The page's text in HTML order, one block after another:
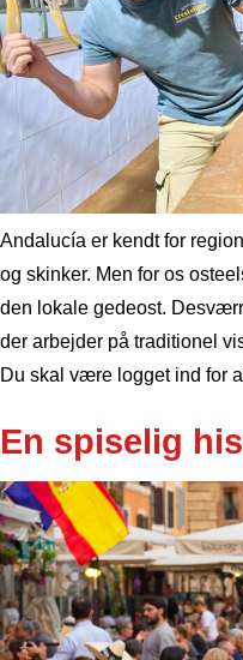
Andalucía er kendt for
og skinker. Men for os
den lokale gedeost.
der arbejder på traditionel
Du skal være logget ind for
En spiselig